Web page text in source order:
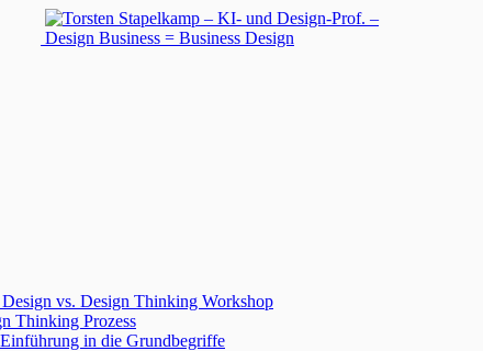
vs. Design Thinking Workshop
Thinking Prozess
in die Grundbegriffe